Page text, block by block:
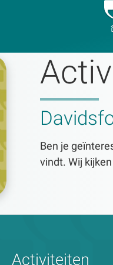
Ben je
vindt. Wij
Activiteiten